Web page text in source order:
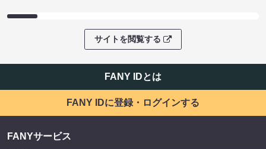
サイトを閲覧する
FANY IDとは
FANY IDに登録・ログインする
FANYサービス